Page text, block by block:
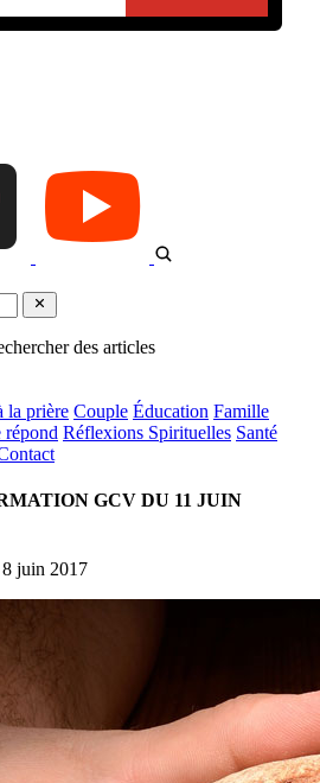
des articles
la prière Couple Éducation Famille
Réflexions Spirituelles Santé
GCV DU 11 JUIN
8 juin 2017